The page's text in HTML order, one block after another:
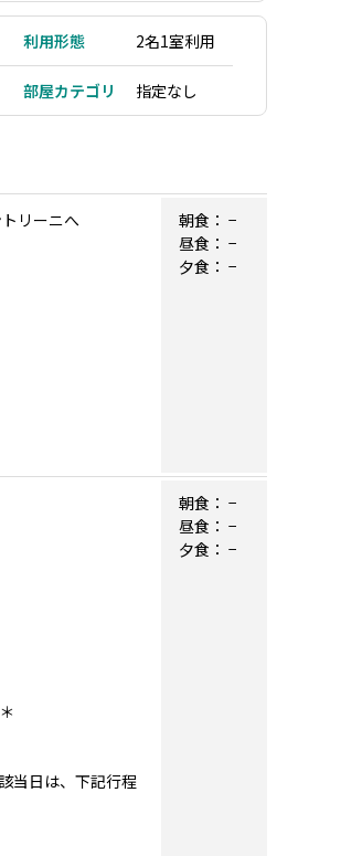
利用形態 2名1室利用
部屋カテゴリ 指定なし
リーニへ 朝食： −
昼食： −
夕食： −
当日は、下記行程
朝食： −
昼食： −
夕食： −